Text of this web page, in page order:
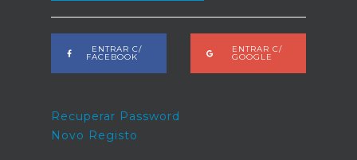
ENTRAR C/
FACEBOOK
ENTRAR C/
GOOGLE
Recuperar Password
Novo Registo